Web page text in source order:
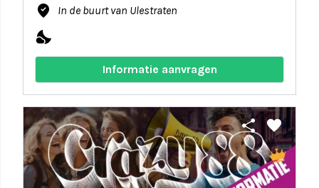
where_to_vote In de buurt van Ulestraten
nights_stay
Informatie aanvragen
share favorite